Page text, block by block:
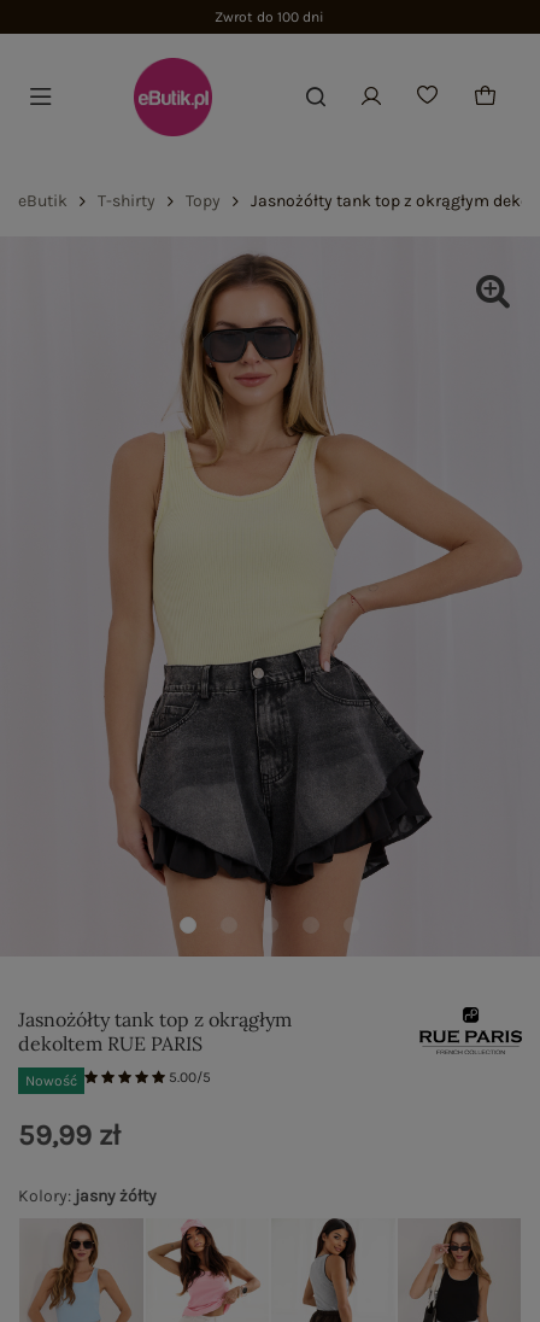
Zwrot do 100 dni
eButik T-shirty Topy Jasnożółty tank top z okrągłym
Jasnożółty tank top z okrągłym
dekoltem RUE PARIS
Nowość 5.00/5
Kolory: jasny żółty
59,99 zł